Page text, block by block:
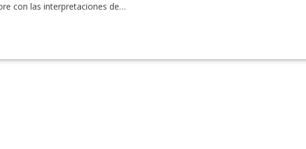
con las interpretaciones de…